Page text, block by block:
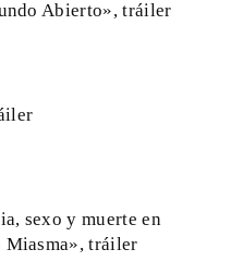
Abierto», tráiler
sexo y muerte en
Miasma», tráiler